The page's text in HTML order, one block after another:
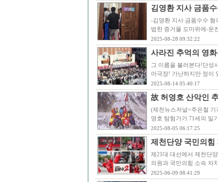
김영환 지사 금품
-김영환 지사 금품수수
법한 증거물 도마위에-운
2025-08-28 09:32:22
사라진 추억의 영
그 이름을 불러본다!단성
아극장! 가난하지만 정이
2025-08-14 05:40:17
故 허영호 산악인
(제천뉴스저널=주은철 기
영호 탐험가가 71세의 일
2025-08-05 06:17:25
제천단양 국민의
제21대 대선에서 제천단
의원과 국민의힘 소속 자
2025-06-09 08:41:29